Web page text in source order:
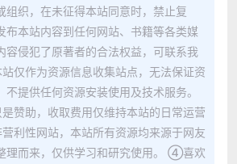
组织，在未征得本站同意时，禁止复
布本站内容到任何网站、书籍等各类媒
容侵犯了原著者的合法权益，可联系我
仅作为资源信息收集站点，无法保证资
提供任何资源安装使用及技术服务。
赞助，收取费用仅维持本站的日常运营
利性网站，本站所有资源均来源于网友
理而来，仅供学习和研究使用。 ④喜欢